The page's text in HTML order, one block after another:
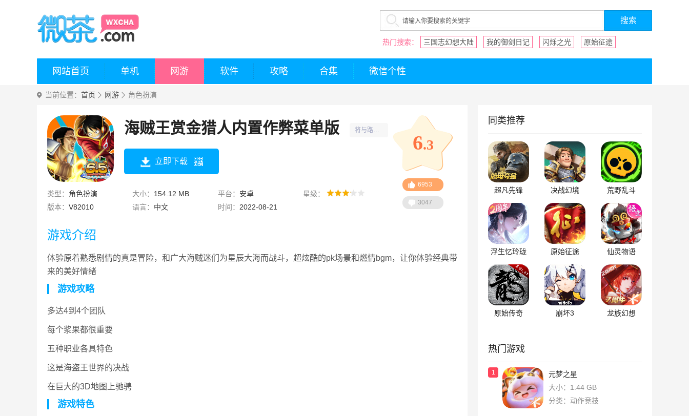
热门搜索： 三国志幻想大陆 我的御剑日记 闪烁之光 原始征途
网站首页 单机 网游 软件 攻略 合集 微信个性
当前位置： 首页 网游 角色扮演
海贼王赏金猎人内置作弊菜单版
将与路
立即下载
类型： 角色扮演 大小： 154.12 MB 平台： 安卓
星级：
版本： V82010 语言： 中文 时间： 2022-08-21
6.3
6953
3047
游戏介绍
体验原着熟悉剧情的真是冒险，和广大海贼迷们为星辰大海而战斗，超炫酷的pk场景和燃情bgm，让你体验经典带
来的美好情绪
游戏攻略
多达4到4个团队
每个浆果都很重要
五种职业各具特色
这是海盗王世界的决战
在巨大的3D地图上驰骋
游戏特色
同类推荐
超凡先锋 决战幻境 荒野乱斗
浮生忆玲珑 原始征途 仙灵物语
原始传奇 崩坏3 龙族幻想
热门游戏
1
元梦之星
大小：1.44 GB
分类：动作竞技